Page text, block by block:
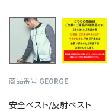
商品番号 GEORGE
安全ベスト/反射ベスト